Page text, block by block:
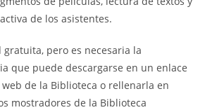
de los asistentes.
gratuita, pero es necesaria la
que puede descargarse en un enlace
de la Biblioteca o rellenarla en
mostradores de la Biblioteca